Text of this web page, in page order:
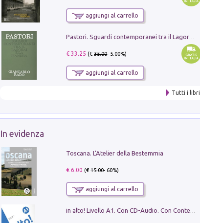
aggiungi al carrello
€ 33.25 (€35.00- 5.00%)
aggiungi al carrello
Tutti i libri
In evidenza
Toscana. L'Atelier della Bestemmia
€ 6.00 (€15.00- 60%)
aggiungi al carrello